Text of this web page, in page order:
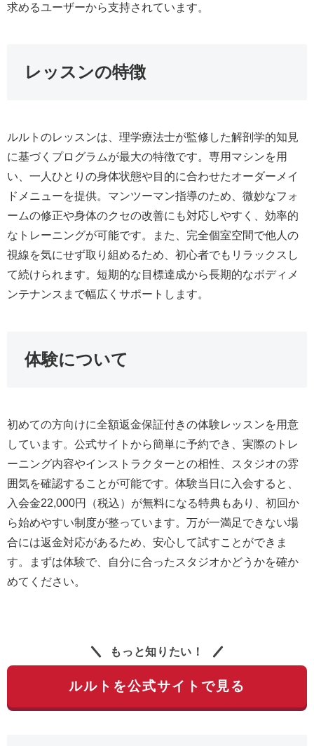
求めるユーザーから支持されています。
レッスンの特徴
ルルトのレッスンは、理学療法士が監修した解剖学的知見
に基づくプログラムが最大の特徴です。専用マシンを用
い、一人ひとりの身体状態や目的に合わせたオーダーメイ
ドメニューを提供。マンツーマン指導のため、微妙なフォ
ームの修正や身体のクセの改善にも対応しやすく、効率的
なトレーニングが可能です。また、完全個室空間で他人の
視線を気にせず取り組めるため、初心者でもリラックスし
て続けられます。短期的な目標達成から長期的なボディメ
ンテナンスまで幅広くサポートします。
体験について
初めての方向けに全額返金保証付きの体験レッスンを用意
しています。公式サイトから簡単に予約でき、実際のトレ
ーニング内容やインストラクターとの相性、スタジオの雰
囲気を確認することが可能です。体験当日に入会すると、
入会金22,000円（税込）が無料になる特典もあり、初回か
ら始めやすい制度が整っています。万が一満足できない場
合には返金対応があるため、安心して試すことができま
す。まずは体験で、自分に合ったスタジオかどうかを確か
めてください。
もっと知りたい！
ルルトを公式サイトで見る